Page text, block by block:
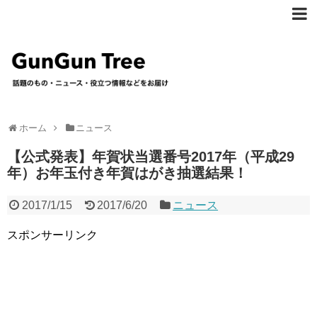
ホーム ニュース
【公式発表】年賀状当選番号2017年（平成29
年）お年玉付き年賀はがき抽選結果！
2017/1/15 2017/6/20 ニュース
スポンサーリンク